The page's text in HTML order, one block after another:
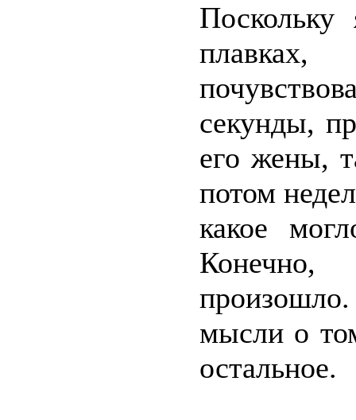
секунды,
его жены,
потом
какое
мысли о
остальное.